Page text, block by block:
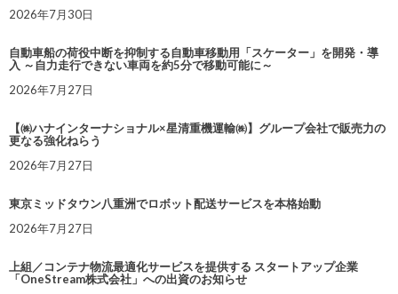
2026年7月30日
自動車船の荷役中断を抑制する自動車移動用「スケーター」を開発・導
入 ～自力走行できない車両を約5分で移動可能に～
2026年7月27日
【㈱ハナインターナショナル×星清重機運輸㈱】グループ会社で販売力の
更なる強化ねらう
2026年7月27日
東京ミッドタウン八重洲でロボット配送サービスを本格始動
2026年7月27日
上組／コンテナ物流最適化サービスを提供する スタートアップ企業
「OneStream株式会社」への出資のお知らせ